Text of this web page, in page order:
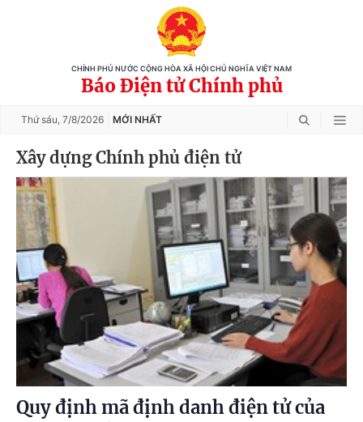
CHÍNH PHỦ NƯỚC CỘNG HÒA XÃ HỘI CHỦ NGHĨA VIỆT NAM
Báo Điện tử Chính phủ
Thứ sáu, 7/8/2026 MỚI NHẤT
Xây dựng Chính phủ điện tử
Quy định mã định danh điện tử của